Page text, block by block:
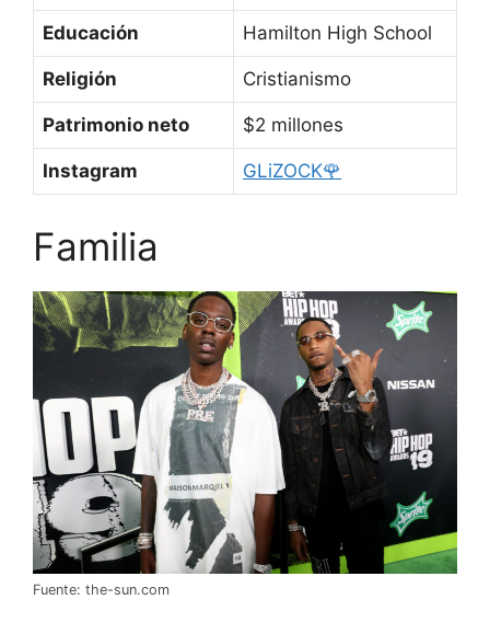
Educación Hamilton High School
Religión Cristianismo
Patrimonio neto $2 millones
Instagram GLiZOCK🌹
Familia
Fuente: the-sun.com